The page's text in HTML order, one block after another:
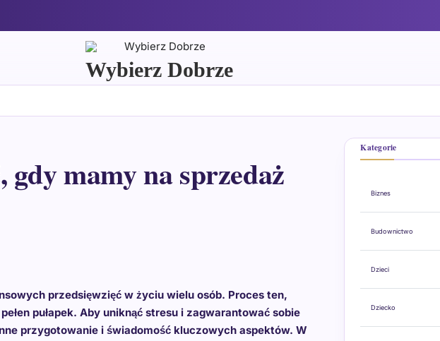
Wybierz Dobrze
mamy na sprzedaż
przedsięwzięć w życiu wielu osób. Proces ten,
pułapek. Aby uniknąć stresu i zagwarantować sobie
przygotowanie i świadomość kluczowych aspektów. W
Kategorie
Biznes
Budownictwo
Dzieci
Dziecko